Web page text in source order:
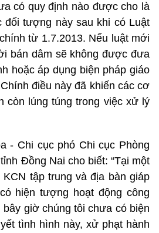
có quy định nào được cho là
tượng này sau khi có Luật
từ 1.7.2013. Nếu luật mới
bán dâm sẽ không được đưa
hoặc áp dụng biện pháp giáo
điều này đã khiến các cơ
còn lúng túng trong việc xử lý
- Chi cục phó Chi cục Phòng
Đồng Nai cho biết: “Tại một
tập trung và địa bàn giáp
hiện tượng hoạt động công
bây giờ chúng tôi chưa có biện
tình hình này, xử phạt hành